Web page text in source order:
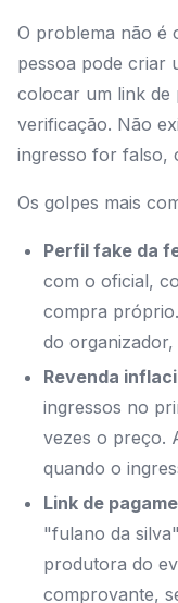
O problema não é
pessoa pode criar
colocar um link de
verificação. Não
ingresso for falso,
Os golpes mais
Perfil fake da
com o oficial,
compra
do organizador,
Revenda
ingressos no
vezes o preço.
quando o
Link de
"fulano da
produtora do
comprovante,